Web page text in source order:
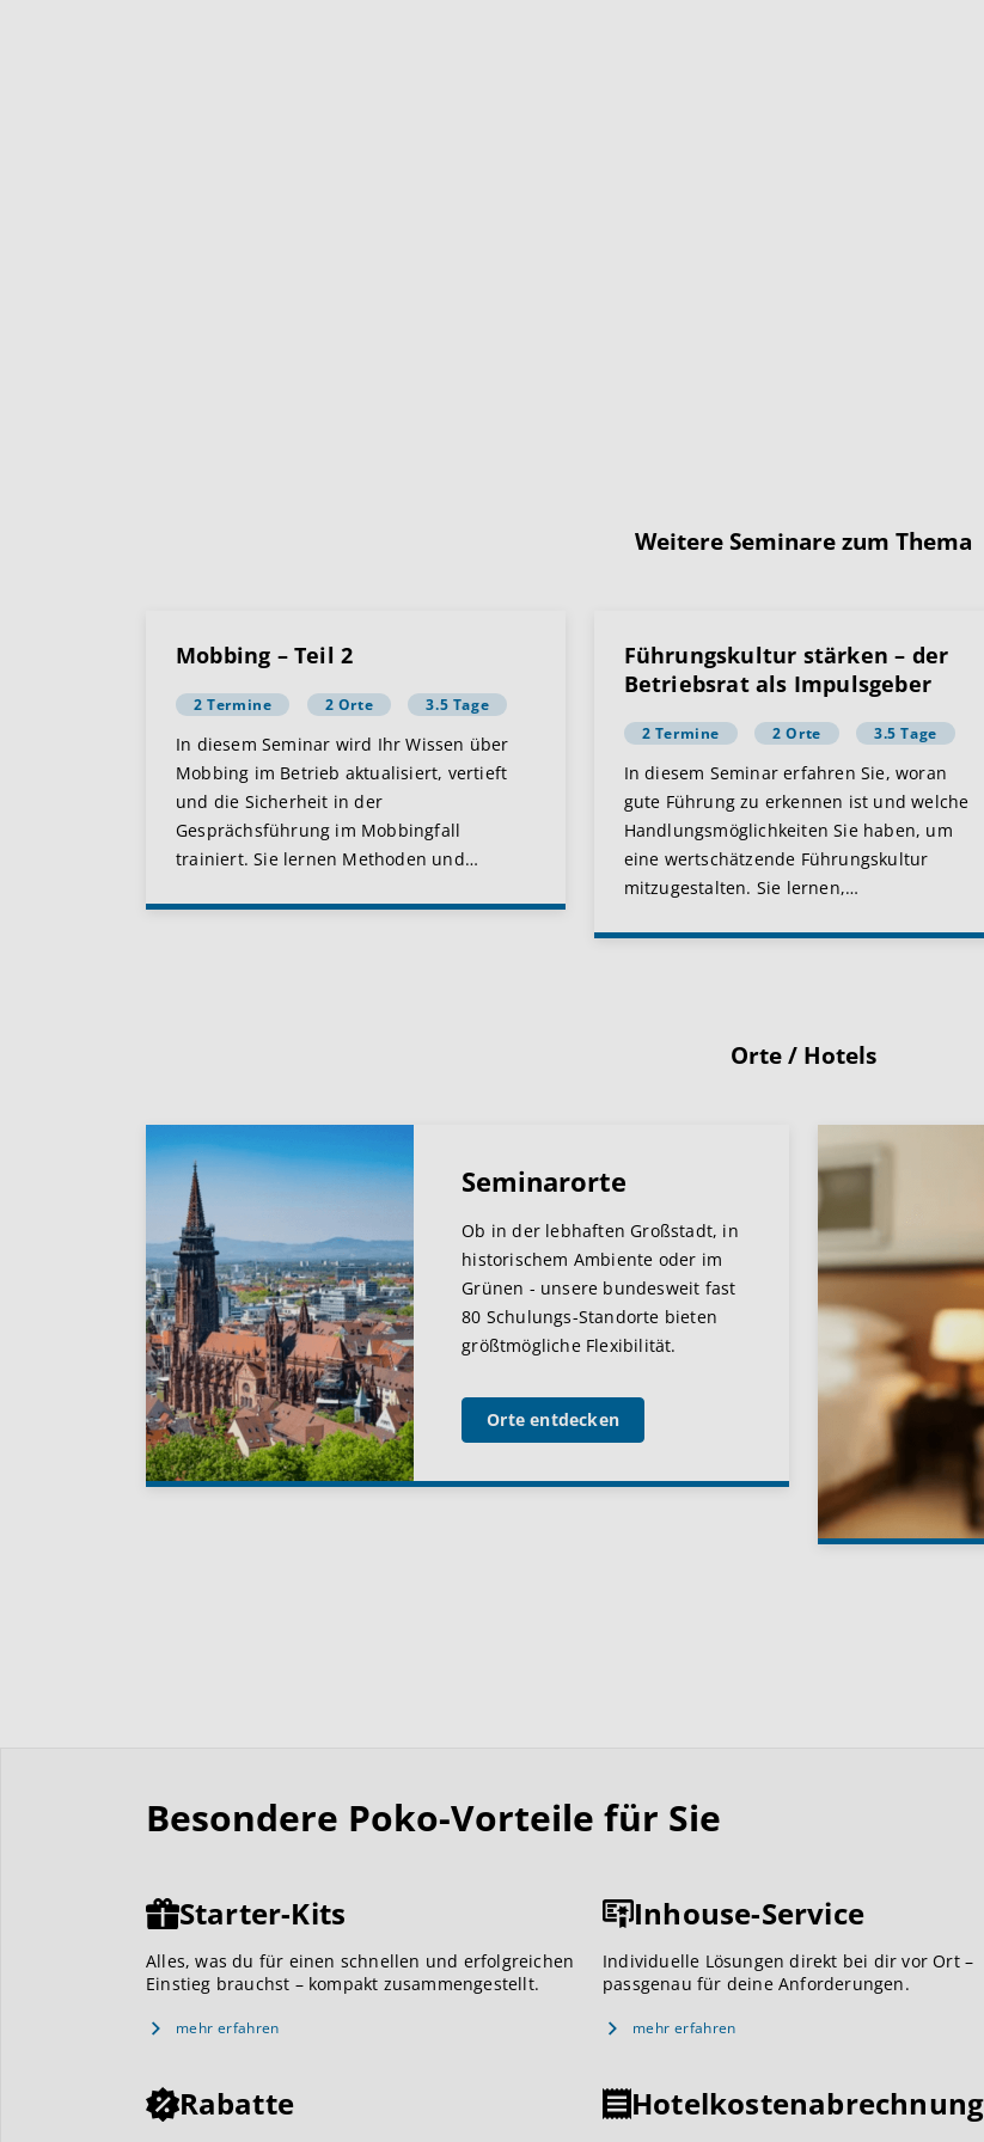
Weitere Seminare zum Thema
Mobbing – Teil 2
2 Termine 2 Orte 3.5 Tage
In diesem Seminar wird Ihr Wissen über
Mobbing im Betrieb aktualisiert, vertieft
und die Sicherheit in der
Gesprächsführung im Mobbingfall
trainiert. Sie lernen Methoden und…
Führungskultur stärken – der
Betriebsrat als Impulsgeber
2 Termine 2 Orte 3.5 Tage
In diesem Seminar erfahren Sie, woran
gute Führung zu erkennen ist und welche
Handlungsmöglichkeiten Sie haben, um
eine wertschätzende Führungskultur
mitzugestalten. Sie lernen,…
Orte / Hotels
Seminarorte
Ob in der lebhaften Großstadt, in
historischem Ambiente oder im
Grünen - unsere bundesweit fast
80 Schulungs-Standorte bieten
größtmögliche Flexibilität.
Orte entdecken
Besondere Poko-Vorteile für Sie
Starter-Kits
Alles, was du für einen schnellen und erfolgreichen
Einstieg brauchst – kompakt zusammengestellt.
mehr erfahren
Inhouse-Service
Individuelle Lösungen direkt bei dir vor Ort –
passgenau für deine Anforderungen.
mehr erfahren
Rabatte Hotelkostenabrechnung